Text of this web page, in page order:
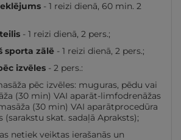
- 1 reizi dienā, 60 min. 2
- 1 reizi dienā, 2 pers.;
sporta zālē - 1 reizi dienā, 2 pers.;
izvēles - 2 pers.:
pēc izvēles: muguras, pēdu vai
(30 min) VAI aparāt-limfodrenāžas
(30 min) VAI aparātprocedūra
(sarakstu skat. sadaļā Apraksts);
netiek veiktas ierašanās un